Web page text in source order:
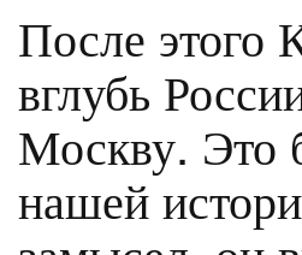
После этого
вглубь
Москву. Это
нашей